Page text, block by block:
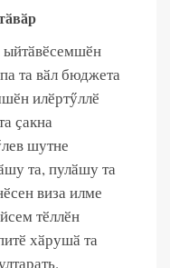
ыйтӑвӗсемшӗн
та вӑл бюджета
илӗртӳллӗ
ҫакна
шутне
та, пулӑшу та
виза илме
тӗллӗн
хӑрушӑ та